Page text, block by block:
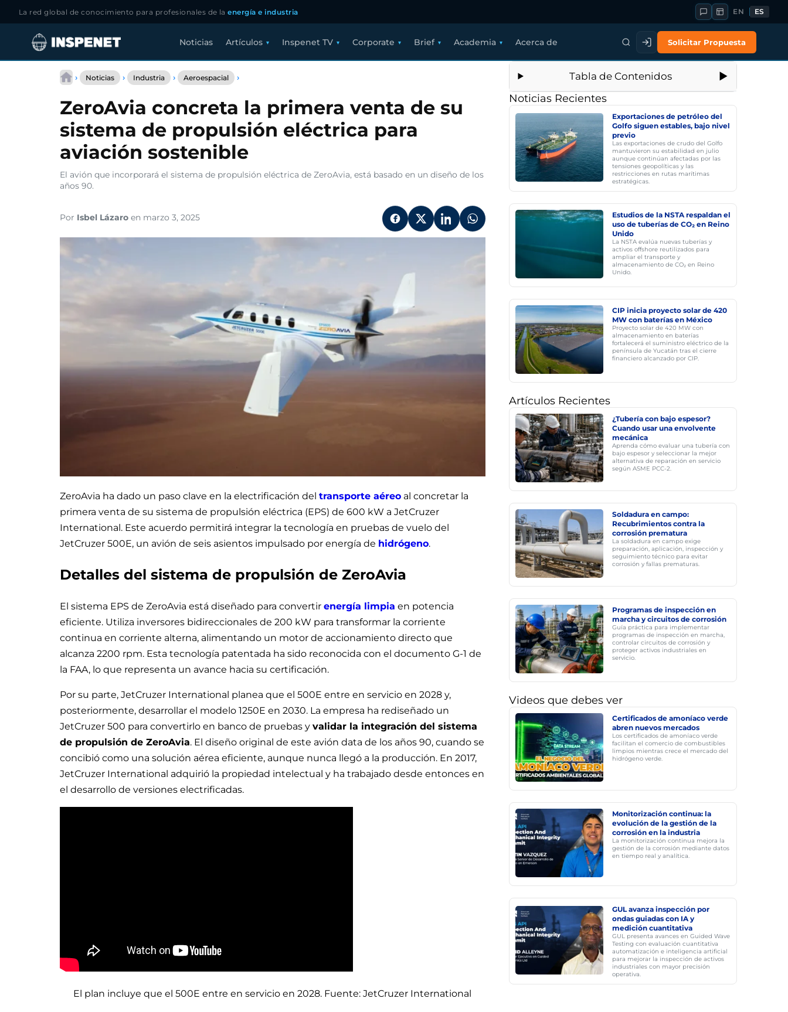
La red global de conocimiento para profesionales de laenergía e industria EN ES
Noticias Artículos Inspenet TV Corporate Brief Academia Acerca de Solicitar Propuesta
› Noticias › Industria › Aeroespacial ›
primera
venta
de
su
sistema
de
propulsión
eléctrica
ZeroAvia concreta la primera venta de su
sistema de propulsión eléctrica para
aviación sostenible
El avión que incorporará el sistema de propulsión eléctrica de ZeroAvia, está basado en un diseño de los
años 90.
Por Isbel Lázaro en marzo 3, 2025
ZeroAvia ha dado un paso clave en la electrificación del transporte aéreo al concretar la
primera venta de su sistema de propulsión eléctrica (EPS) de 600 kW a JetCruzer
International. Este acuerdo permitirá integrar la tecnología en pruebas de vuelo del
JetCruzer 500E, un avión de seis asientos impulsado por energía de hidrógeno.
Detalles del sistema de propulsión de ZeroAvia
El sistema EPS de ZeroAvia está diseñado para convertir energía limpia en potencia
eficiente. Utiliza inversores bidireccionales de 200 kW para transformar la corriente
continua en corriente alterna, alimentando un motor de accionamiento directo que
alcanza 2200 rpm. Esta tecnología patentada ha sido reconocida con el documento G-1 de
la FAA, lo que representa un avance hacia su certificación.
Por su parte, JetCruzer International planea que el 500E entre en servicio en 2028 y,
posteriormente, desarrollar el modelo 1250E en 2030. La empresa ha rediseñado un
JetCruzer 500 para convertirlo en banco de pruebas y validar la integración del sistema
de propulsión de ZeroAvia. El diseño original de este avión data de los años 90, cuando se
concibió como una solución aérea eficiente, aunque nunca llegó a la producción. En 2017,
JetCruzer International adquirió la propiedad intelectual y ha trabajado desde entonces en
el desarrollo de versiones electrificadas.
El plan incluye que el 500E entre en servicio en 2028. Fuente: JetCruzer International
Tabla de Contenidos
Noticias Recientes
Exportaciones de petróleo del
Golfo siguen estables, bajo nivel
previo
Las exportaciones de crudo del Golfo
mantuvieron su estabilidad en julio
aunque continúan afectadas por las
tensiones geopolíticas y las
restricciones en rutas marítimas
estratégicas.
Estudios de la NSTA respaldan el
uso de tuberías de CO₂ en Reino
Unido
La NSTA evalúa nuevas tuberías y
activos offshore reutilizados para
ampliar el transporte y
almacenamiento de CO₂ en Reino
Unido.
CIP inicia proyecto solar de 420
MW con baterías en México
Proyecto solar de 420 MW con
almacenamiento en baterías
fortalecerá el suministro eléctrico de la
península de Yucatán tras el cierre
financiero alcanzado por CIP.
Artículos Recientes
¿Tubería con bajo espesor?
Cuando usar una envolvente
mecánica
Aprenda cómo evaluar una tubería con
bajo espesor y seleccionar la mejor
alternativa de reparación en servicio
según ASME PCC-2.
Soldadura en campo:
Recubrimientos contra la
corrosión prematura
La soldadura en campo exige
preparación, aplicación, inspección y
seguimiento técnico para evitar
corrosión y fallas prematuras.
Programas de inspección en
marcha y circuitos de corrosión
Guía práctica para implementar
programas de inspección en marcha,
controlar circuitos de corrosión y
proteger activos industriales en
servicio.
Videos que debes ver
Certificados de amoníaco verde
abren nuevos mercados
Los certificados de amoníaco verde
facilitan el comercio de combustibles
limpios mientras crece el mercado del
hidrógeno verde.
Monitorización continua: la
evolución de la gestión de la
corrosión en la industria
La monitorización continua mejora la
gestión de la corrosión mediante datos
en tiempo real y analítica.
GUL avanza inspección por
ondas guiadas con IA y
medición cuantitativa
GUL presenta avances en Guided Wave
Testing con evaluación cuantitativa
automatización e inteligencia artificial
para mejorar la inspección de activos
industriales con mayor precisión
operativa.